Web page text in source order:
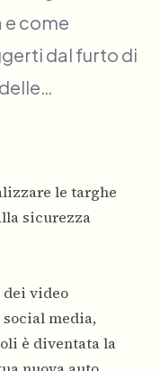
e come
dal furto di
le targhe
sicurezza
dei video
media,
è diventata la